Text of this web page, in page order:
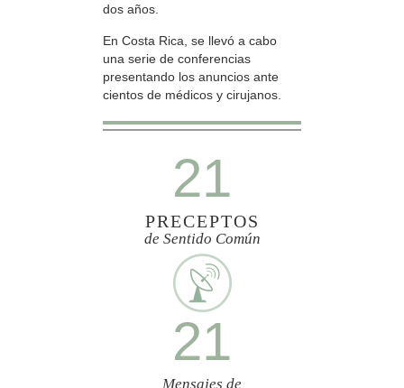
dos años.
En Costa Rica, se llevó a cabo
una serie de conferencias
presentando los anuncios ante
cientos de médicos y cirujanos.
21
PRECEPTOS
de Sentido Común
21
Mensajes de